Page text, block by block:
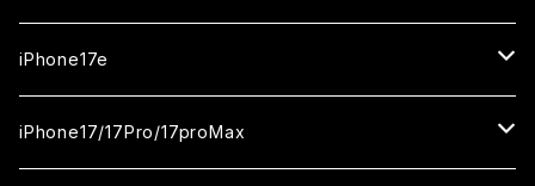
iPhone17e
ガラスフィルム
iPhone17/17Pro/17proMax